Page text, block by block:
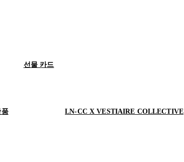
선물 카드
품 LN-CC X VESTIAIRE COLLECTIVE